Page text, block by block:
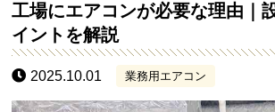
工場にエアコンが必要な理由｜
イントを解説
2025.10.01 業務用エアコン